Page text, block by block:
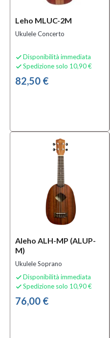
Sottocategoria
Accordatori
a Clip
(1)
Custodie
per
Ukulele
(4)
TUTTI
480,00 €
Solo
prodotti
offerta
Leho MLUC-2M
Ukulele Concerto
 Disponibilità immediata
 Spedizione solo 10,90 €
82,50 €
Aleho ALH-MP (ALUP-
M)
Ukulele Soprano
 Disponibilità immediata
 Spedizione solo 10,90 €
76,00 €